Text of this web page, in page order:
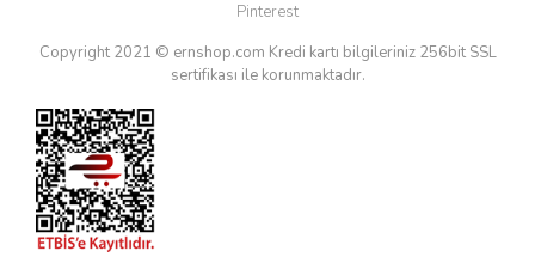
Pinterest
Copyright 2021 © ernshop.com Kredi kartı bilgileriniz 256bit SSL
sertifikası ile korunmaktadır.